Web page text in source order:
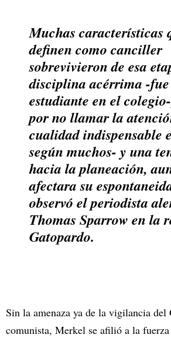
Muchas características
definen como canciller
sobrevivieron de esa
disciplina acérrima -
estudiante en el
por no llamar la
cualidad indispensable
según muchos- y una
hacia la planeación,
afectara su
observó el periodista
Thomas Sparrow en la
Gatopardo.
Sin la amenaza ya de la vigilancia del
comunista, Merkel se afilió a la